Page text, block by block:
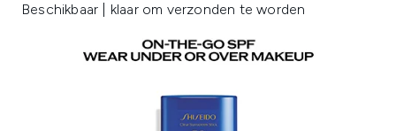
Beschikbaar | klaar om verzonden te worden